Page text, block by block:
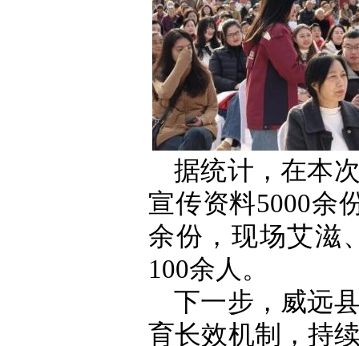
据统计，在本
宣传资料5000余
余份，现场艾滋
100余人。
下一步，威远
育长效机制，持